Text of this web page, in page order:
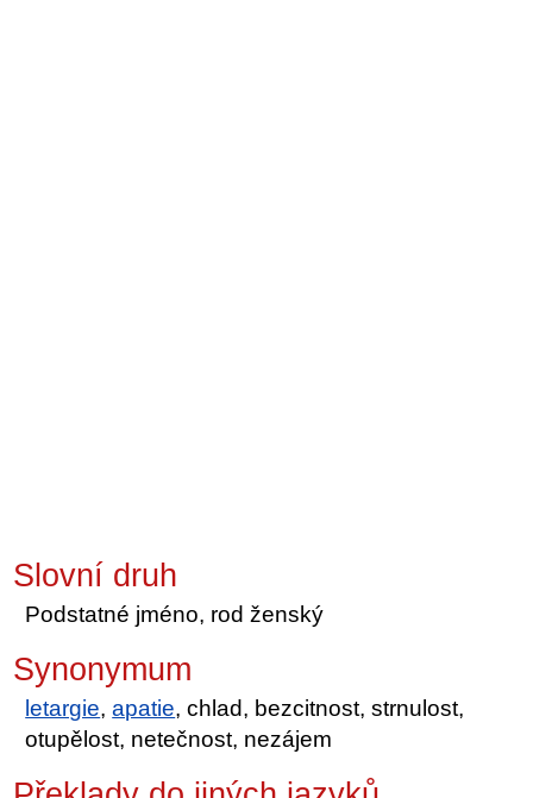
Slovní druh
Podstatné jméno, rod ženský
Synonymum
letargie,apatie, chlad, bezcitnost, strnulost,
otupělost, netečnost, nezájem